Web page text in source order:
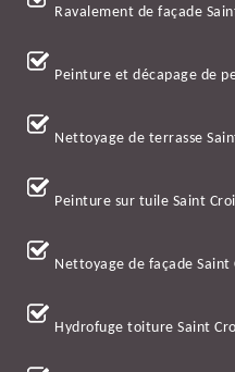
Ravalement de façade
Peinture et décapage de
Nettoyage de terrasse
Peinture sur tuile Saint
Nettoyage de façade Saint
Hydrofuge toiture Saint